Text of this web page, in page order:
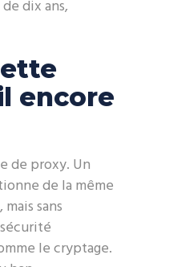
dix ans,
encore
de proxy. Un
de la même
sans
le cryptage.